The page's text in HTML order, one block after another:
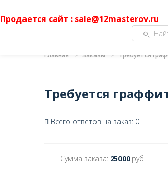
Продается сайт : sale@12masterov.ru
Главная Заказы Требуется
Требуется
Всего ответов на заказ: 0
Сумма заказа: 25000 руб.